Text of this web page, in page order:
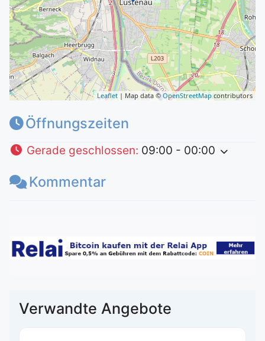
Leaflet | Map data © OpenStreetMap contributors
Öffnungszeiten
Gerade geschlossen: 09:00 - 00:00
Kommentar
Verwandte Angebote